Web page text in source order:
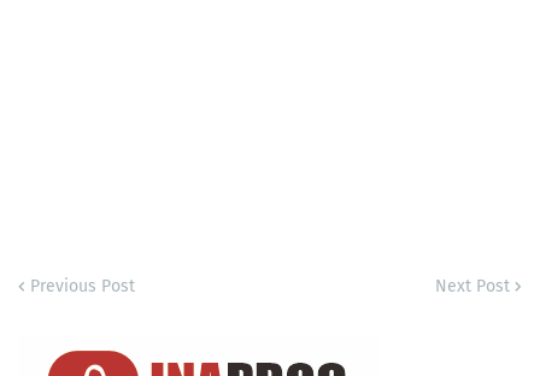
Previous Post Next Post